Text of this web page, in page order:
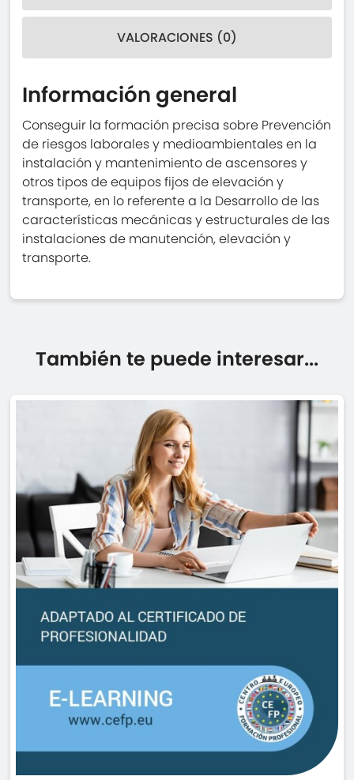
VALORACIONES (0)
Información general
Conseguir la formación precisa sobre Prevención
de riesgos laborales y medioambientales en la
instalación y mantenimiento de ascensores y
otros tipos de equipos fijos de elevación y
transporte, en lo referente a la Desarrollo de las
características mecánicas y estructurales de las
instalaciones de manutención, elevación y
transporte.
También te puede interesar...